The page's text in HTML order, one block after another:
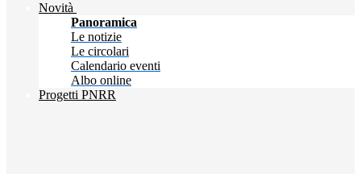
Novità
Panoramica
Le notizie
Le circolari
Calendario eventi
Albo online
Progetti PNRR